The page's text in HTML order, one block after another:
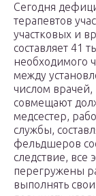
Сегодня
терапевтов
участковых и
составляет 41
необходимого
между
числом врачей,
совмещают
медсестер,
службы,
фельдшеров
следствие, все
перегружены
выполнять